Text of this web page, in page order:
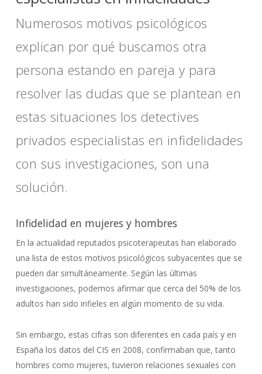
Numerosos motivos psicológicos
explican por qué buscamos otra
persona estando en pareja y para
resolver las dudas que se plantean en
estas situaciones los detectives
privados especialistas en infidelidades
con sus investigaciones, son una
solución.
Infidelidad en mujeres y hombres
En la actualidad reputados psicoterapeutas han elaborado
una lista de estos motivos psicológicos subyacentes que se
pueden dar simultáneamente. Según las últimas
investigaciones, podemos afirmar que cerca del 50% de los
adultos han sido infieles en algún momento de su vida.
Sin embargo, estas cifras son diferentes en cada país y en
España los datos del CIS en 2008, confirmaban que, tanto
hombres como mujeres, tuvieron relaciones sexuales con